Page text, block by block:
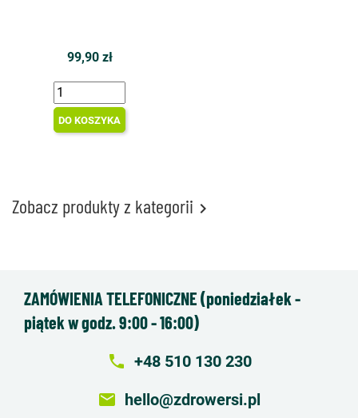
99,90 zł
DO KOSZYKA
Zobacz produkty z kategorii 
ZAMÓWIENIA TELEFONICZNE (poniedziałek -
piątek w godz. 9:00 - 16:00)
local_phone +48 510 130 230
email hello@zdrowersi.pl